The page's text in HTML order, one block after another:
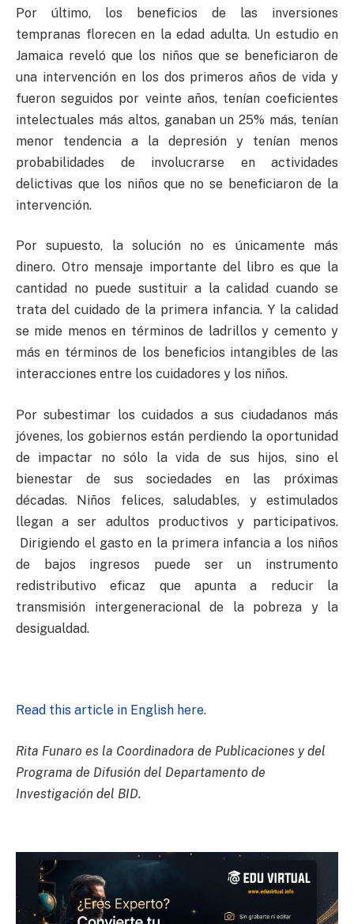
Por último, los beneficios de las inversiones
tempranas florecen en la edad adulta. Un estudio en
Jamaica reveló que los niños que se beneficiaron de
una intervención en los dos primeros años de vida y
fueron seguidos por veinte años, tenían coeficientes
intelectuales más altos, ganaban un 25% más, tenían
menor tendencia a la depresión y tenían menos
probabilidades de involucrarse en actividades
delictivas que los niños que no se beneficiaron de la
intervención.
Por supuesto, la solución no es únicamente más
dinero. Otro mensaje importante del libro es que la
cantidad no puede sustituir a la calidad cuando se
trata del cuidado de la primera infancia. Y la calidad
se mide menos en términos de ladrillos y cemento y
más en términos de los beneficios intangibles de las
interacciones entre los cuidadores y los niños.
Por subestimar los cuidados a sus ciudadanos más
jóvenes, los gobiernos están perdiendo la oportunidad
de impactar no sólo la vida de sus hijos, sino el
bienestar de sus sociedades en las próximas
décadas. Niños felices, saludables, y estimulados
llegan a ser adultos productivos y participativos.
Dirigiendo el gasto en la primera infancia a los niños
de bajos ingresos puede ser un instrumento
redistributivo eficaz que apunta a reducir la
transmisión intergeneracional de la pobreza y la
desigualdad.
Read this article in English here.
Rita Funaro es la Coordinadora de Publicaciones y del
Programa de Difusión del Departamento de
Investigación del BID.